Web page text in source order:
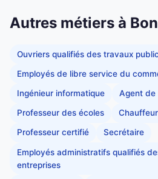
Autres métiers à
Ouvriers qualifiés des travaux
Employés de libre service du
Ingénieur informatique Agent de
Professeur des écoles
Professeur certifié Secrétaire
Employés administratifs qualifiés
entreprises